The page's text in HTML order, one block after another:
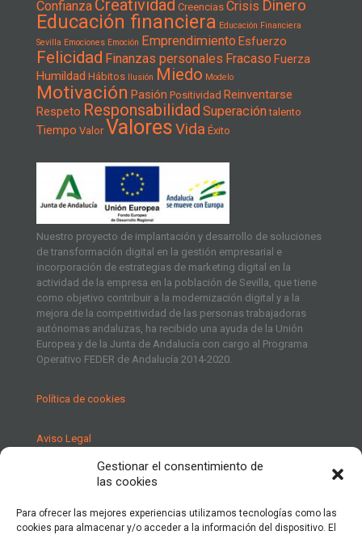
Gestionar el consentimiento de
las cookies
Para ofrecer las mejores experiencias utilizamos tecnologías como las
cookies para almacenar y/o acceder a la información del dispositivo. El
Confianza Creatividad Creencias Crisis Dinero
Educación financiera Educación Financiera
Sevilla Emociones Emoción Emprendimiento Esfuerzo
Felicidad Finanzas personales Fracaso Fuerza
Humildad Hábitos Ilusión Miedo Modelo
Motivación Pasión Positividad Reinventarse
Respeto Responsabilidad Superación talento
Tiempo Valor ValoresVida Éxito
Nuestro proyecto de implantación y desarrollo de soluciones
de transformación digital en la gestión empresarial e
incorporación de estrategias de marketing digital en la
actividad de la empresa en la población de Sevilla, que tiene
como objetivo contribuir a la modernización digital y a la
mejora de la competitividad de las personas trabajadoras
autónomas andaluzas, ha recibido una ayuda de la Unión
Europea y de la Junta de Andalucía con cargo al Programa
Operativo FEDER de Andalucía 2014-2020.
Política de cookies
Aviso Legal
Política de Privacidad